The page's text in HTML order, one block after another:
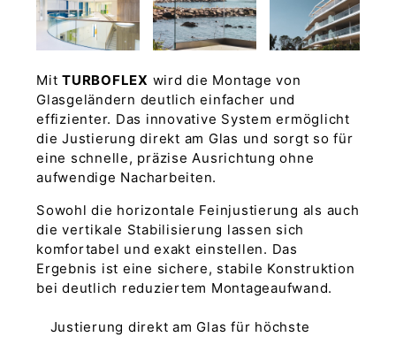
MitTURBOFLEX wird die Montage von
Glasgeländern deutlich einfacher und
effizienter. Das innovative System ermöglicht
die Justierung direkt am Glas und sorgt so für
eine schnelle, präzise Ausrichtung ohne
aufwendige Nacharbeiten.
Sowohl die horizontale Feinjustierung als auch
die vertikale Stabilisierung lassen sich
komfortabel und exakt einstellen. Das
Ergebnis ist eine sichere, stabile Konstruktion
bei deutlich reduziertem Montageaufwand.
Justierung direkt am Glas für höchste